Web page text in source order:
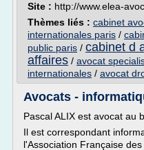
Site : http://www.elea-
Thèmes liés : cabinet
internationales paris /
public paris / cabinet d
affaires / avocat
internationales / avocat
Avocats -
Pascal ALIX est avocat au
Il est correspondant
l'Association Française